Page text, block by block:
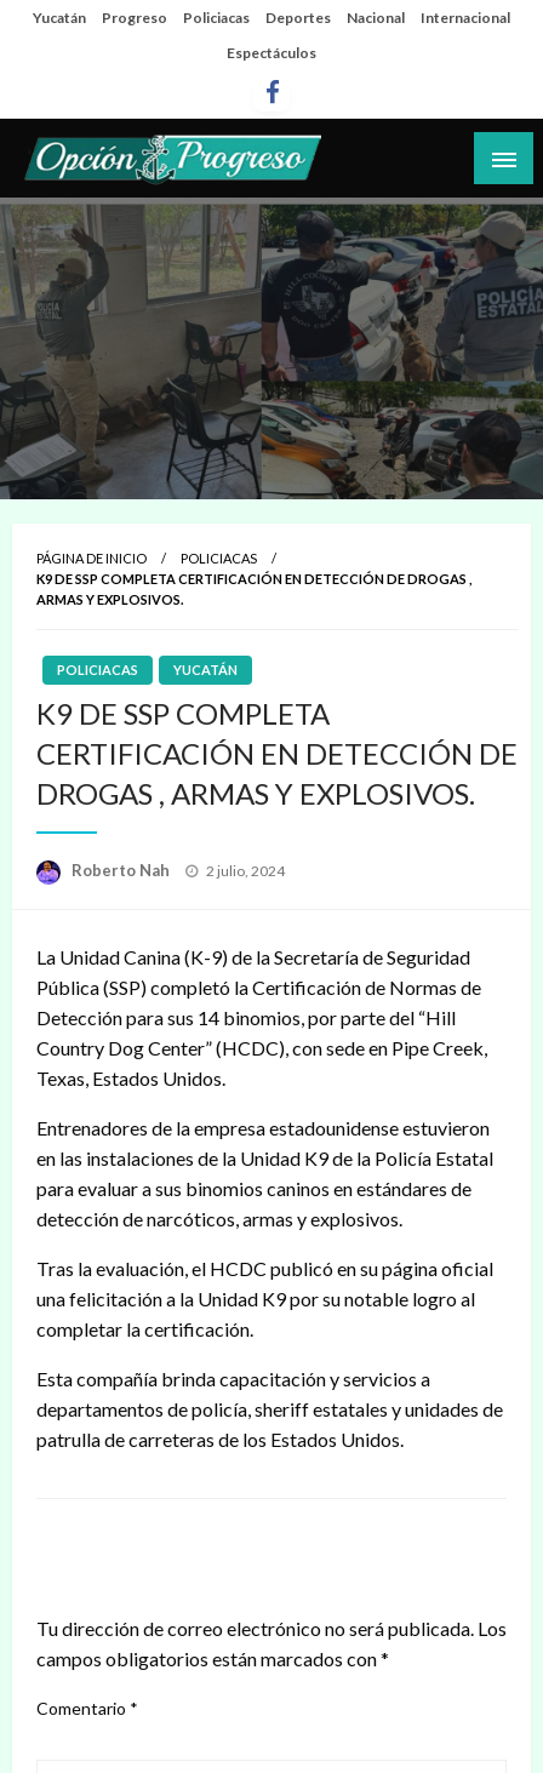
SaltaYucatán Progreso Policiacas Deportes Nacional
Internacional
Espectáculos
Opción Progreso
Las noticias del día a día del puerto
PÁGINA DE INICIO
POLICIACAS
K9 DE SSP COMPLETA CERTIFICACIÓN EN DETECCIÓN DE DROGAS ,
ARMAS Y EXPLOSIVOS.
POLICIACAS YUCATÁN
K9 DE SSP COMPLETA
CERTIFICACIÓN EN DETECCIÓN DE
DROGAS , ARMAS Y EXPLOSIVOS.
Roberto Nah
Publicado
2 julio, 2024
La Unidad Canina (K-9) de la Secretaría de Seguridad
Pública (SSP) completó la Certificación de Normas de
Detección para sus 14 binomios, por parte del “Hill
Country Dog Center” (HCDC), con sede en Pipe Creek,
Texas, Estados Unidos.
Entrenadores de la empresa estadounidense estuvieron
en las instalaciones de la Unidad K9 de la Policía Estatal
para evaluar a sus binomios caninos en estándares de
detección de narcóticos, armas y explosivos.
Tras la evaluación, el HCDC publicó en su página oficial
una felicitación a la Unidad K9 por su notable logro al
completar la certificación.
Esta compañía brinda capacitación y servicios a
departamentos de policía, sheriff estatales y unidades de
patrulla de carreteras de los Estados Unidos.
Tu dirección de correo electrónico no será publicada. Los
campos obligatorios están marcados con*
Comentario *